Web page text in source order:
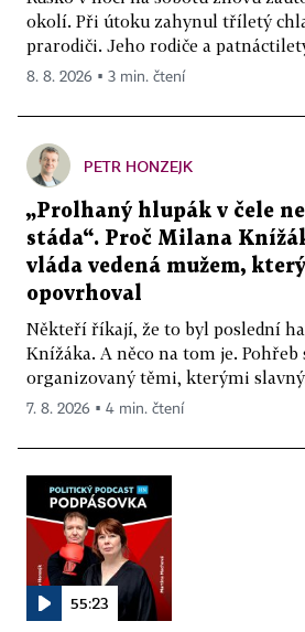
okolí. Při útoku zahynul tříletý
prarodiči. Jeho rodiče a
8. 8. 2026 ▪ 3 min. čtení
PETR HONZEJK
„Prolhaný hlupák v čele
stáda“. Proč Milana
vláda vedená mužem,
opovrhoval
Někteří říkají, že to byl poslední
Knížáka. A něco na tom je.
organizovaný těmi, kterými
7. 8. 2026 ▪ 4 min. čtení
55:23